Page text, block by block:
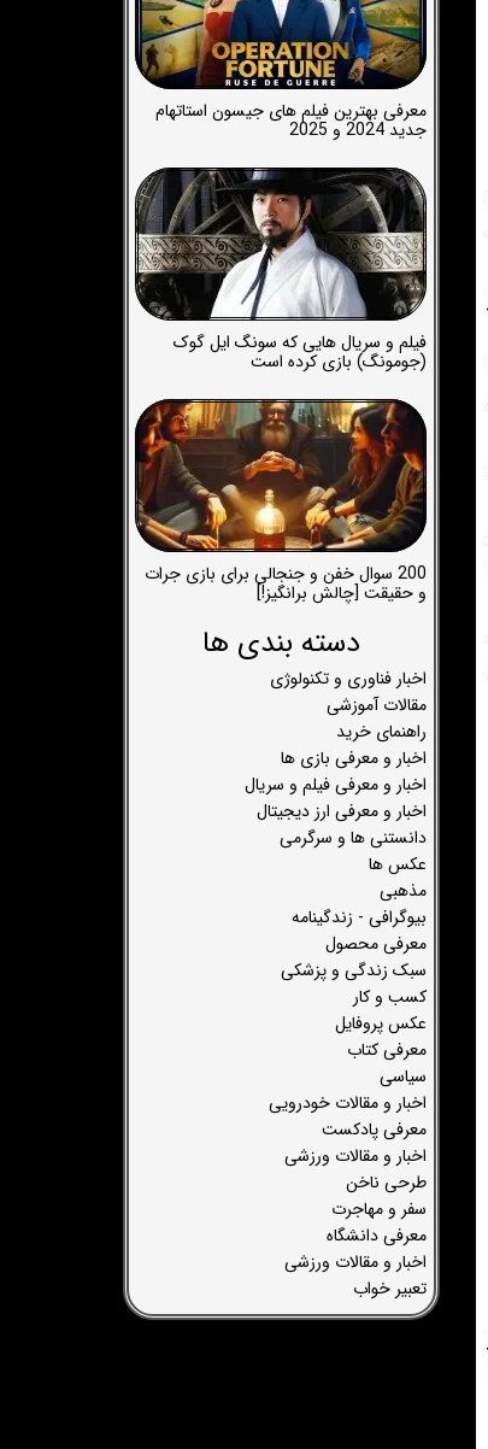
معرفی بهترین فیلم های جیسون استاتهام
جدید 2024 و 2025
فیلم و سریال هایی که سونگ ایل گوک
(جومونگ) بازی کرده است
200 سوال خفن و جنجالی برای بازی جرات
و حقیقت [چالش برانگیز!]
دسته بندی ها
اخبار فناوری و تکنولوژی
مقالات آموزشی
راهنمای خرید
اخبار و معرفی بازی ها
اخبار و معرفی فیلم و سریال
اخبار و معرفی ارز دیجیتال
دانستنی ها و سرگرمی
عکس ها
مذهبی
بیوگرافی - زندگینامه
معرفی محصول
سبک زندگی و پزشکی
کسب و کار
عکس پروفایل
معرفی کتاب
سیاسی
اخبار و مقالات خودرویی
معرفی پادکست
اخبار و مقالات ورزشی
طرحی ناخن
سفر و مهاجرت
معرفی دانشگاه
اخبار و مقالات ورزشی
تعبیر خواب